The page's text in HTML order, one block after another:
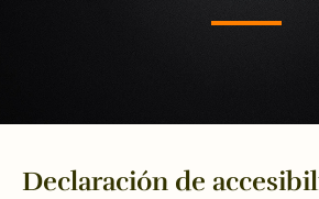
Declaración de